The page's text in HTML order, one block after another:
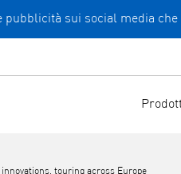
sui social media
innovations, touring across Europe